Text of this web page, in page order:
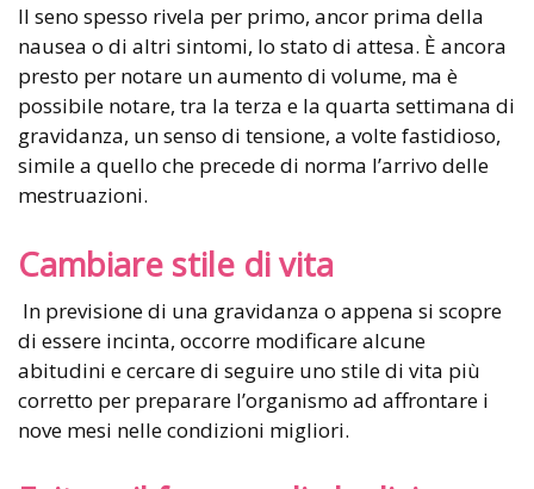
Il seno spesso rivela per primo, ancor prima della
nausea o di altri sintomi, lo stato di attesa. È ancora
presto per notare un aumento di volume, ma è
possibile notare, tra la terza e la quarta settimana di
gravidanza, un senso di tensione, a volte fastidioso,
simile a quello che precede di norma l’arrivo delle
mestruazioni.
Cambiare stile di vita
In previsione di una gravidanza o appena si scopre
di essere incinta, occorre modificare alcune
abitudini e cercare di seguire uno stile di vita più
corretto per preparare l’organismo ad affrontare i
nove mesi nelle condizioni migliori.